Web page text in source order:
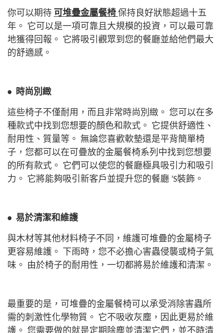
你可以期待 可堆疊金屬餐椅 保持良好狀態超過十五
年。 它可以是一項可靠且大規模的投資，可以最可靠
地獲得回報。 它將吸引觀眾到您的餐廳並給他們最大
的舒適感。
• 時尚別緻
這些椅子不僅耐用，而且非常時尚別緻。 您可以在多
種款式中找到您想要的顏色和款式。 它提供舒適性、
耐用性、質量等。 無論您喜歡軟墊還是平背簡單椅
子，您都可以在可疊放的金屬餐椅系列中找到您想要
的所有款式。 它們可以使您的餐廳極具吸引力和吸引
力。 它將能夠吸引新客戶並提升您的餐廳 ’S裝飾。
• 易於清潔和維護
與木材等其他材料椅子不同，維護可堆疊的金屬椅子
更容易維護。 下雨時，您不必擔心害蟲侵襲或椅子氣
味。 由於椅子的耐用性，一切都將易於維護和清潔。
最重要的是，可堆疊的金屬餐椅可以承受消除害蟲所
需的刺激性化學物質。 它不吸收灰塵，因此更易於維